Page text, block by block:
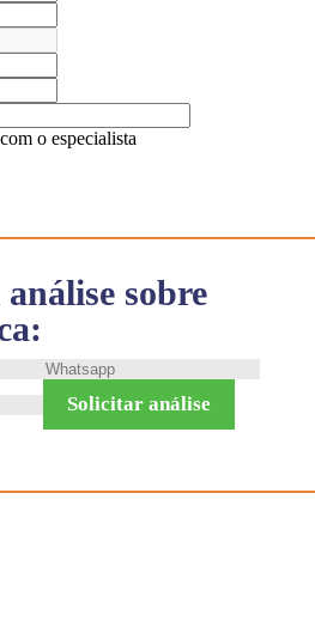
sobre
Solicitar análise
o especialista